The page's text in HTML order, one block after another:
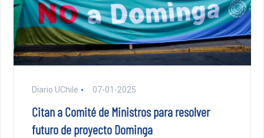
Diario UChile 07-01-2025
Citan a Comité de Ministros para resolver
futuro de proyecto Dominga